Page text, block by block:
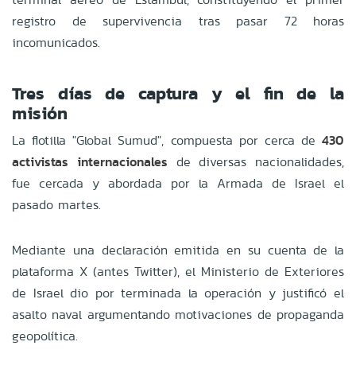
registro de supervivencia tras pasar 72 horas
incomunicados.
Tres días de captura y el fin de la
misión
La flotilla "Global Sumud", compuesta por cerca de 430
activistas internacionales de diversas nacionalidades,
fue cercada y abordada por la Armada de Israel el
pasado martes.
Mediante una declaración emitida en su cuenta de la
plataforma X (antes Twitter), el Ministerio de Exteriores
de Israel dio por terminada la operación y justificó el
asalto naval argumentando motivaciones de propaganda
geopolítica.